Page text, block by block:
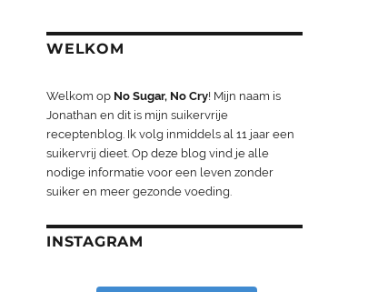
WELKOM
Welkom op No Sugar, No Cry! Mijn naam is
Jonathan en dit is mijn suikervrije
receptenblog. Ik volg inmiddels al 11 jaar een
suikervrij dieet. Op deze blog vind je alle
nodige informatie voor een leven zonder
suiker en meer gezonde voeding.
INSTAGRAM